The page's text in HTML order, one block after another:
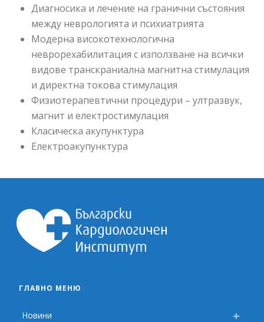
Диагносика и лечение на гранични състояния
между неврологията и психиатрията
Модерна високотехнологична
неврорехабилитация с използване на всички
видове транскраниална магнитна стимулация
и директна токова стимулация
Физиотерапевтични процедури – ултразвук,
магнит и електростимулация
Класическа акупунктура
Електроакупунктура
ГЛАВНО МЕНЮ
Новини